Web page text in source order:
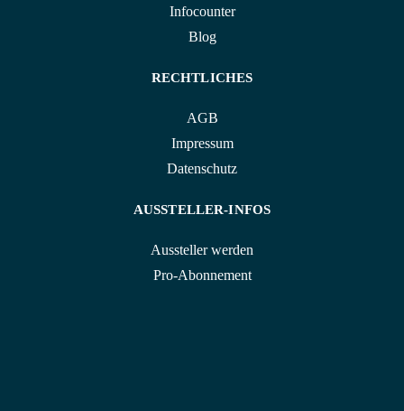
Infocounter
Blog
RECHTLICHES
AGB
Impressum
Datenschutz
AUSSTELLER-INFOS
Aussteller werden
Pro-Abonnement